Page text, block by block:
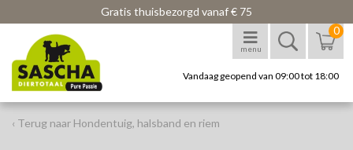
Gratis thuisbezorgd vanaf € 75
menu
0
Vandaag geopend van 09:00 tot 18:00
‹ Terug naar Hondentuig, halsband en riem